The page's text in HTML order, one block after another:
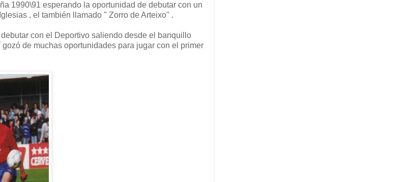
1990\91 esperando la oportunidad de debutar con un
, el también llamado " Zorro de Arteixo" .
con el Deportivo saliendo desde el banquillo
de muchas oportunidades para jugar con el primer